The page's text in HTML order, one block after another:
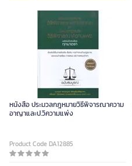
หนังสือ ประมวลกฎหมายวิธีพิจารณาความ
อาญาและป.วิความแพ่ง
Product Code DA12885